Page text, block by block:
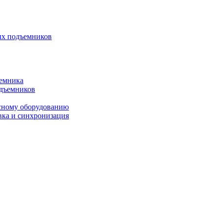
подъемников
оборудованию
и синхронизация